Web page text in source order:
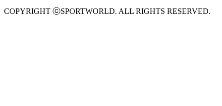
COPYRIGHT ⓒSPORTWORLD. ALL RIGHTS RESERVED.